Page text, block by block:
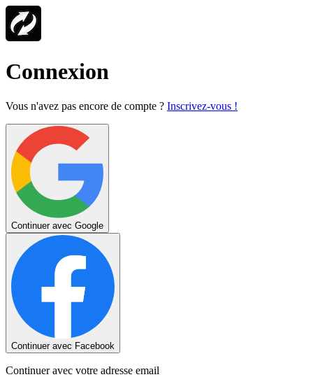
Connexion
Vous n'avez pas encore de compte ? Inscrivez-vous !
Continuer avec Google
Continuer avec Facebook
Continuer avec votre adresse email